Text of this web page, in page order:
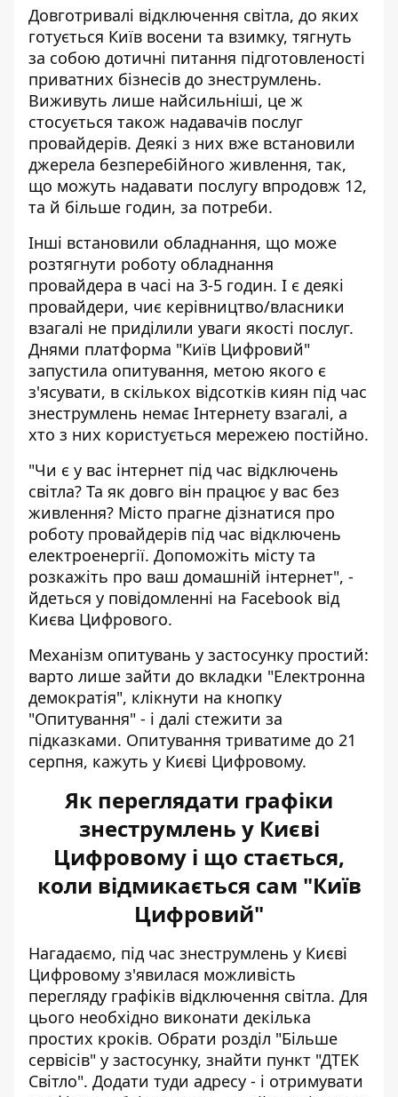
Довготривалі відключення світла, до яких
готується Київ восени та взимку, тягнуть
за собою дотичні питання підготовленості
приватних бізнесів до знеструмлень.
Виживуть лише найсильніші, це ж
стосується також надавачів послуг
провайдерів. Деякі з них вже встановили
джерела безперебійного живлення, так,
що можуть надавати послугу впродовж 12,
та й більше годин, за потреби.
Інші встановили обладнання, що може
розтягнути роботу обладнання
провайдера в часі на 3-5 годин. І є деякі
провайдери, чиє керівництво/власники
взагалі не приділили уваги якості послуг.
Днями платформа "Київ Цифровий"
запустила опитування, метою якого є
з'ясувати, в скількох відсотків киян під час
знеструмлень немає Інтернету взагалі, а
хто з них користується мережею постійно.
"Чи є у вас інтернет під час відключень
світла? Та як довго він працює у вас без
живлення? Місто прагне дізнатися про
роботу провайдерів під час відключень
електроенергії. Допоможіть місту та
розкажіть про ваш домашній інтернет", -
йдеться у повідомленні на Facebook від
Києва Цифрового.
Механізм опитувань у застосунку простий:
варто лише зайти до вкладки "Електронна
демократія", клікнути на кнопку
"Опитування" - і далі стежити за
підказками. Опитування триватиме до 21
серпня, кажуть у Києві Цифровому.
Як переглядати графіки
знеструмлень у Києві
Цифровому і що стається,
коли відмикається сам "Київ
Цифровий"
Нагадаємо, під час знеструмлень у Києві
Цифровому з'явилася можливість
перегляду графіків відключення світла. Для
цього необхідно виконати декілька
простих кроків. Обрати розділ "Більше
сервісів" у застосунку, знайти пункт "ДТЕК
Світло". Додати туди адресу - і отримувати